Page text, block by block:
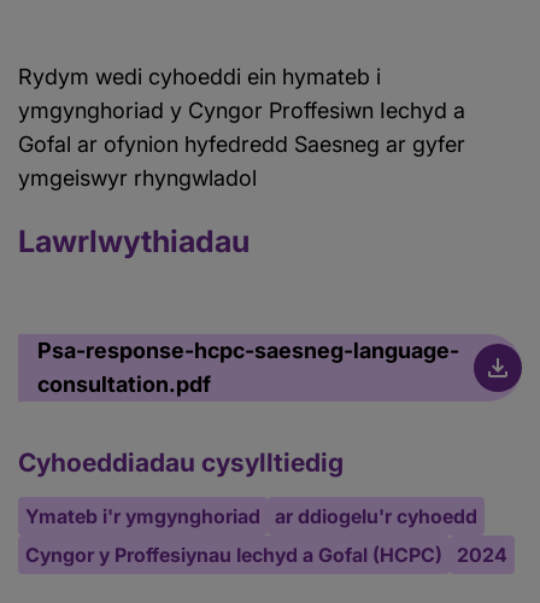
Rydym wedi cyhoeddi ein hymateb i
ymgynghoriad y Cyngor Proffesiwn Iechyd a
Gofal ar ofynion hyfedredd Saesneg ar gyfer
ymgeiswyr rhyngwladol
Lawrlwythiadau
Psa-response-hcpc-saesneg-language-
consultation.pdf
Cyhoeddiadau cysylltiedig
Ymateb i'r ymgynghoriad
ar ddiogelu'r cyhoedd
Cyngor y Proffesiynau Iechyd a Gofal (HCPC)
2024